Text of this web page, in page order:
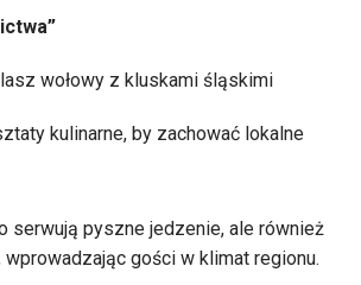
wołowy z kluskami śląskimi
kulinarne, by zachować lokalne
serwują pyszne jedzenie, ale również
gości w klimat regionu.